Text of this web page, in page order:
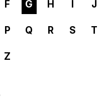
F G H J
P Q R S T
Z